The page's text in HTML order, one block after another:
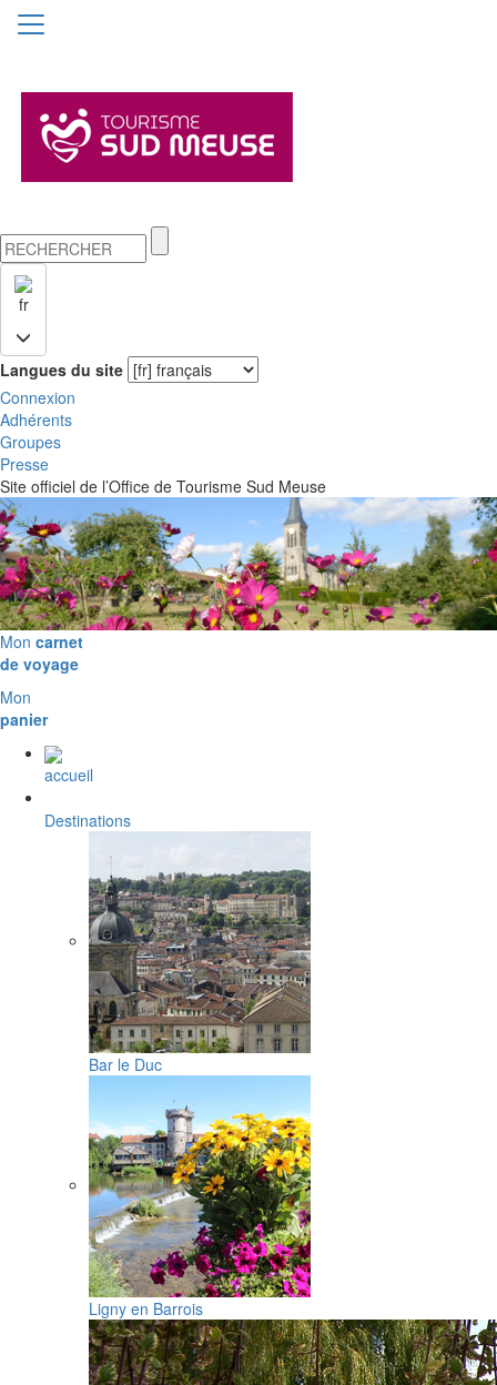
fr
Langues du site
Connexion
Adhérents
Groupes
Presse
Site officiel de l’Office de Tourisme Sud Meuse
Mon carnet
de voyage
Mon
panier
accueil
Destinations
Bar le Duc
Ligny en Barrois